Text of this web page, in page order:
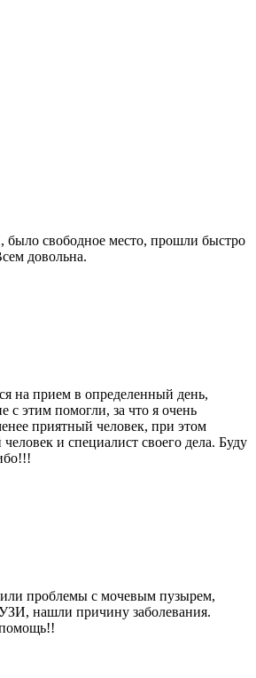
было свободное место, прошли быстро
довольна.
на прием в определенный день,
с этим помогли, за что я очень
приятный человек, при этом
и специалист своего дела. Буду
проблемы с мочевым пузырем,
нашли причину заболевания.